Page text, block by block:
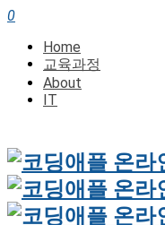
0
Home
교육과정
About
IT